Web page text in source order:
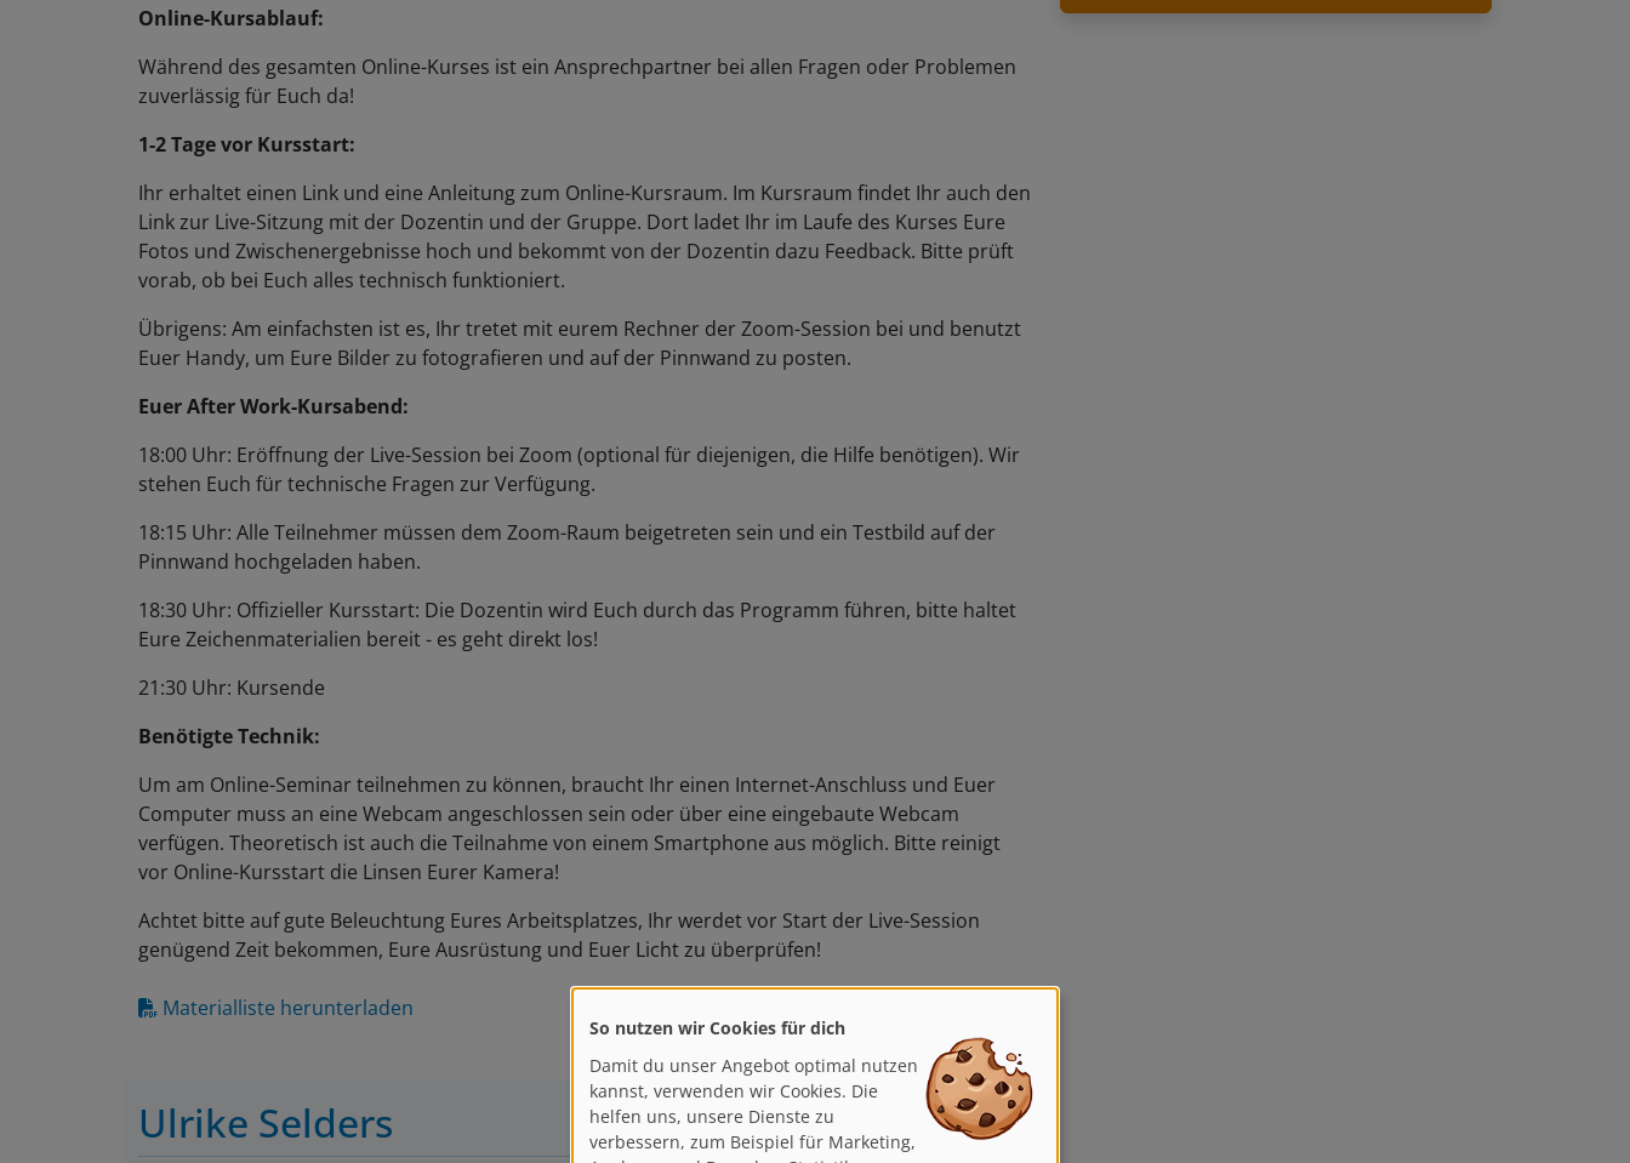
Online-Kursablauf:
Während des gesamten Online-Kurses ist ein Ansprechpartner bei allen Fragen oder Problemen
zuverlässig für Euch da!
1-2 Tage vor Kursstart:
Ihr erhaltet einen Link und eine Anleitung zum Online-Kursraum. Im Kursraum findet Ihr auch den
Link zur Live-Sitzung mit der Dozentin und der Gruppe. Dort ladet Ihr im Laufe des Kurses Eure
Fotos und Zwischenergebnisse hoch und bekommt von der Dozentin dazu Feedback. Bitte prüft
vorab, ob bei Euch alles technisch funktioniert.
Übrigens: Am einfachsten ist es, Ihr tretet mit eurem Rechner der Zoom-Session bei und benutzt
Euer Handy, um Eure Bilder zu fotografieren und auf der Pinnwand zu posten.
Euer After Work-Kursabend:
18:00 Uhr: Eröffnung der Live-Session bei Zoom (optional für diejenigen, die Hilfe benötigen). Wir
stehen Euch für technische Fragen zur Verfügung.
18:15 Uhr: Alle Teilnehmer müssen dem Zoom-Raum beigetreten sein und ein Testbild auf der
Pinnwand hochgeladen haben.
18:30 Uhr: Offizieller Kursstart: Die Dozentin wird Euch durch das Programm führen, bitte haltet
Eure Zeichenmaterialien bereit - es geht direkt los!
21:30 Uhr: Kursende
Benötigte Technik:
Um am Online-Seminar teilnehmen zu können, braucht Ihr einen Internet-Anschluss und Euer
Computer muss an eine Webcam angeschlossen sein oder über eine eingebaute Webcam
verfügen. Theoretisch ist auch die Teilnahme von einem Smartphone aus möglich. Bitte reinigt
vor Online-Kursstart die Linsen Eurer Kamera!
Achtet bitte auf gute Beleuchtung Eures Arbeitsplatzes, Ihr werdet vor Start der Live-Session
genügend Zeit bekommen, Eure Ausrüstung und Euer Licht zu überprüfen!
Materialliste herunterladen
Ulrike Selders
Damit du unser Angebot optimal nutzen
kannst, verwenden wir Cookies. Die
helfen uns, unsere Dienste zu
verbessern, zum Beispiel für Marketing,
Analysen und Besucher-Statistiken.